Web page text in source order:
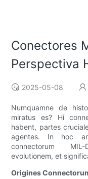
Conectores
Perspectiva
2025-05-08
Numquamne de
miratus es? Hi
habent, partes
agentes. In hoc
connectorum
evolutionem, et
Origines